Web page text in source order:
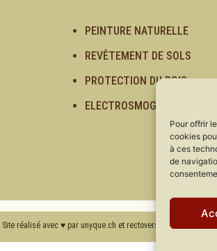
Pour offrir
cookies
à ces
de
PEINTURE NATURELLE
REVÊTEMENT DE SOLS
PROTECTION DU BOIS
ELECTROSMOG
Site réalisé avec ♥ par unyque.ch et rectoverso